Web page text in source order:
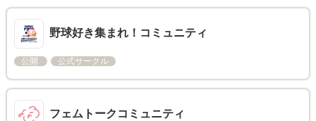
野球好き集まれ！コミュニティ
公開 公式サークル
フェムトークコミュニティ